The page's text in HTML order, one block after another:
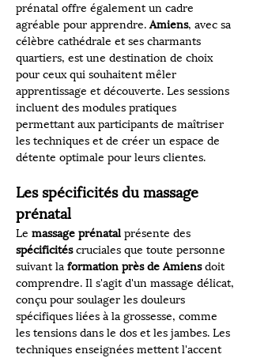
prénatal offre également un cadre
agréable pour apprendre. Amiens, avec sa
célèbre cathédrale et ses charmants
quartiers, est une destination de choix
pour ceux qui souhaitent mêler
apprentissage et découverte. Les sessions
incluent des modules pratiques
permettant aux participants de maîtriser
les techniques et de créer un espace de
détente optimale pour leurs clientes.
Les spécificités du massage
prénatal
Le massage prénatal présente des
spécificités cruciales que toute personne
suivant la formation près de Amiens doit
comprendre. Il s'agit d'un massage délicat,
conçu pour soulager les douleurs
spécifiques liées à la grossesse, comme
les tensions dans le dos et les jambes. Les
techniques enseignées mettent l'accent